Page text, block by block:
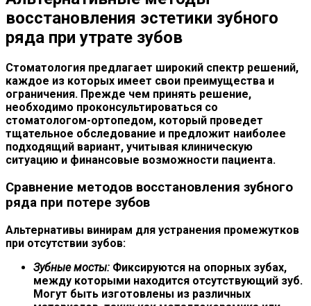
восстановления эстетики зубного
ряда при утрате зубов
Стоматология предлагает широкий спектр решений,
каждое из которых имеет свои преимущества и
ограничения. Прежде чем принять решение,
необходимо проконсультироваться со
стоматологом-ортопедом, который проведет
тщательное обследование и предложит наиболее
подходящий вариант, учитывая клиническую
ситуацию и финансовые возможности пациента.
Сравнение методов восстановления зубного
ряда при потере зубов
Альтернативы винирам для устранения промежутков
при отсутствии зубов:
Зубные мосты: Фиксируются на опорных зубах,
между которыми находится отсутствующий зуб.
Могут быть изготовлены из различных